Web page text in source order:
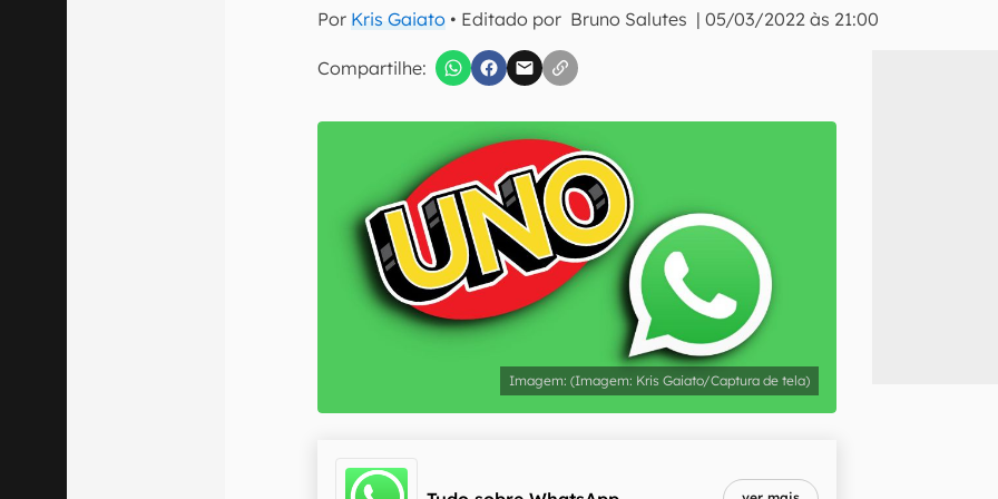
Por Kris Gaiato • Editado por Bruno Salutes |05/03/2022 às 21:00
Compartilhe:
Confirmo que li, aceito e concordo com os
(Imagem: Kris Gaiato/Captura de tela)